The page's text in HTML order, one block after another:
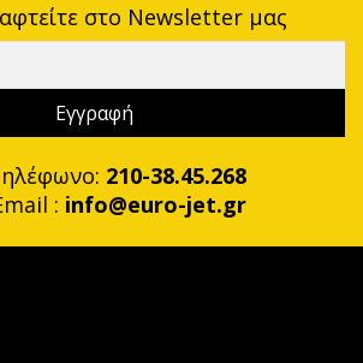
στο Newsletter μας
210-38.45.268
: info@euro-jet.gr